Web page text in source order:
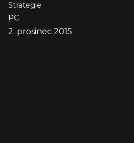
Strategie
PC
2. prosinec 2015